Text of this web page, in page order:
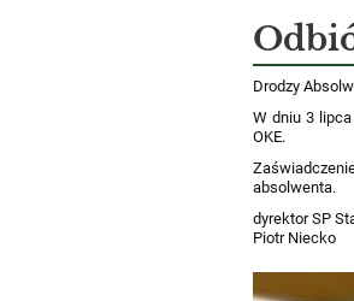
Drodzy
W dniu 3
OKE.
absolwenta.
dyrektor SP
Piotr Niecko